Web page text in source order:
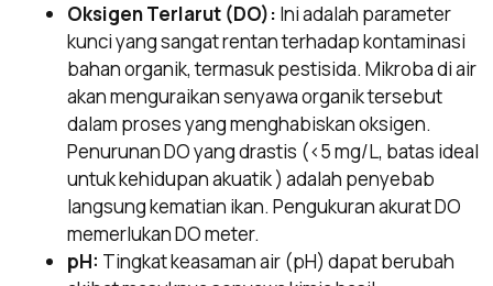
Oksigen Terlarut (DO): Ini adalah parameter
kunci yang sangat rentan terhadap kontaminasi
bahan organik, termasuk pestisida. Mikroba di air
akan menguraikan senyawa organik tersebut
dalam proses yang menghabiskan oksigen.
Penurunan DO yang drastis (<5 mg/L, batas ideal
untuk kehidupan akuatik ) adalah penyebab
langsung kematian ikan. Pengukuran akurat DO
memerlukan DO meter.
pH: Tingkat keasaman air (pH) dapat berubah